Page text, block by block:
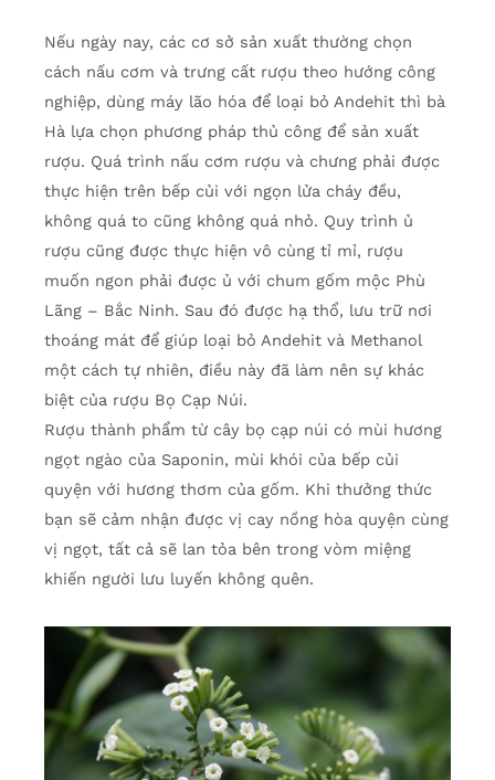
Nếu ngày nay, các cơ sở sản xuất thường chọn
cách nấu cơm và trưng cất rượu theo hướng công
nghiệp, dùng máy lão hóa để loại bỏ Andehit thì bà
Hà lựa chọn phương pháp thủ công để sản xuất
rượu. Quá trình nấu cơm rượu và chưng phải được
thực hiện trên bếp củi với ngọn lửa cháy đều,
không quá to cũng không quá nhỏ. Quy trình ủ
rượu cũng được thực hiện vô cùng tỉ mỉ, rượu
muốn ngon phải được ủ với chum gốm mộc Phù
Lãng – Bắc Ninh. Sau đó được hạ thổ, lưu trữ nơi
thoáng mát để giúp loại bỏ Andehit và Methanol
một cách tự nhiên, điều này đã làm nên sự khác
biệt của rượu Bọ Cạp Núi.
Rượu thành phẩm từ cây bọ cạp núi có mùi hương
ngọt ngào của Saponin, mùi khói của bếp củi
quyện với hương thơm của gốm. Khi thưởng thức
bạn sẽ cảm nhận được vị cay nồng hòa quyện cùng
vị ngọt, tất cả sẽ lan tỏa bên trong vòm miệng
khiến người lưu luyến không quên.